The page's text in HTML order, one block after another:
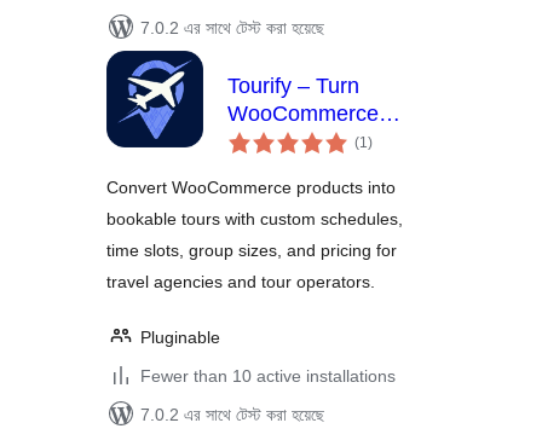
7.0.2 এর সাথে টেস্ট করা হয়েছে
Tourify – Turn
WooCommerce
Products into (1total
ratings
)
Convert WooCommerce products into
bookable tours with custom schedules,
time slots, group sizes, and pricing for
travel agencies and tour operators.
Pluginable
Fewer than 10 active installations
7.0.2 এর সাথে টেস্ট করা হয়েছে